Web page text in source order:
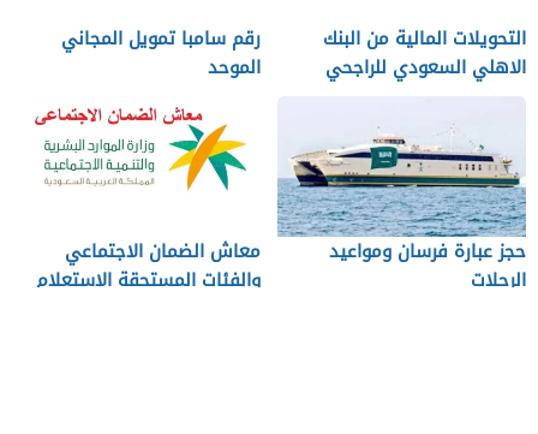
التحويلات المالية من البنك
الاهلي السعودي للراجحي
رقم سامبا تمويل المجاني
الموحد
حجز عبارة فرسان ومواعيد
الرحلات
معاش الضمان الاجتماعي
والفئات المستحقة الاستعلام